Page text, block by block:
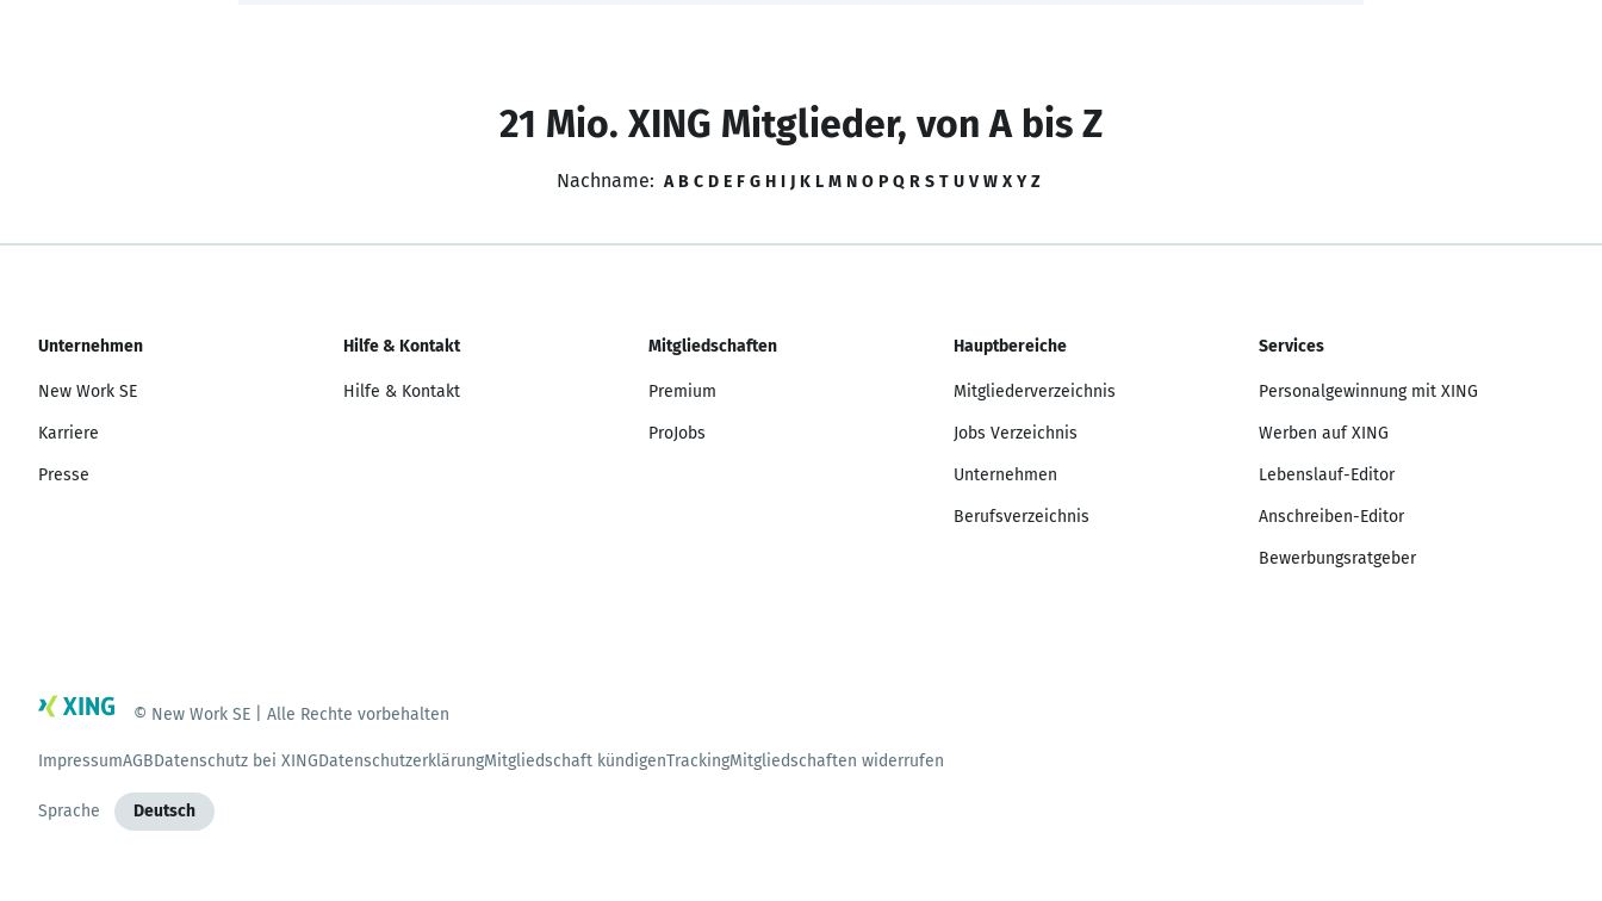
21 Mio. XING Mitglieder, von A bis Z
Nachname: A B C D E F G H I J K L M N O P Q R S T U V W X Y Z
Unternehmen
New Work SE
Karriere
Presse
Hilfe & Kontakt
Hilfe & Kontakt
Mitgliedschaften
Premium
ProJobs
Hauptbereiche
Mitgliederverzeichnis
Jobs Verzeichnis
Unternehmen
Berufsverzeichnis
Services
Personalgewinnung mit XING
Werben auf XING
Lebenslauf-Editor
Anschreiben-Editor
Bewerbungsratgeber
© New Work SE | Alle Rechte vorbehalten
ImpressumAGBDatenschutz bei XINGDatenschutzerklärungMitgliedschaft kündigenTrackingMitgliedschaften widerrufen
Sprache Deutsch